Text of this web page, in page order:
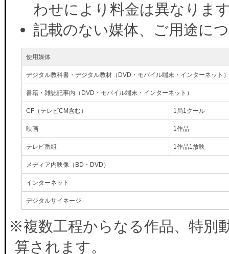
わせにより料金は異なりま
記載のない媒体、ご用途に
使用媒体
デジタル教科書・デジタル教材（DVD・モバイル端末・インターネット）
書籍・雑誌記事内（DVD・モバイル端末・インターネット）
CF（テレビCM含む） 1局1クール
映画 1作品
テレビ番組 1作品1放映
メディア内映像（BD・DVD）
インターネット
デジタルサイネージ
※複数工程からなる作品、特別
算されます。